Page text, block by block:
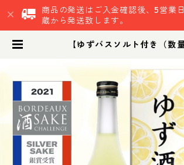
商品の発送はご入金確認後、5営業
蔵から発送致します。
【ゆずバスソルト付き（数
暮 女子会 | 鷹正宗株式会社